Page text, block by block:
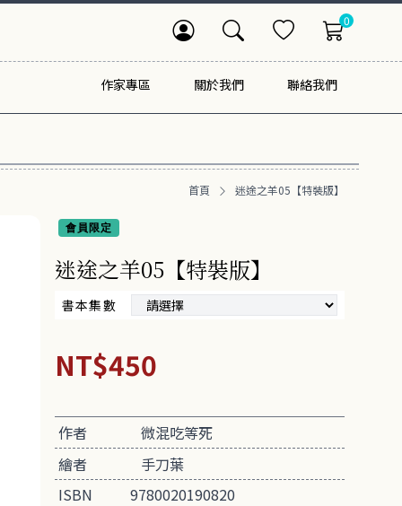
0
作家專區 關於我們 聯絡我們
首頁 迷途之羊05【特裝版】
會員限定
迷途之羊05【特裝版】
書本集數
NT$450
作者
微混吃等死
繪者
手刀葉
ISBN
9780020190820